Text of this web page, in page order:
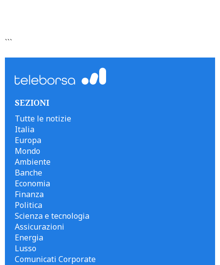
```
SEZIONI
Tutte le notizie
Italia
Europa
Mondo
Ambiente
Banche
Economia
Finanza
Politica
Scienza e tecnologia
Assicurazioni
Energia
Lusso
Comunicati Corporate